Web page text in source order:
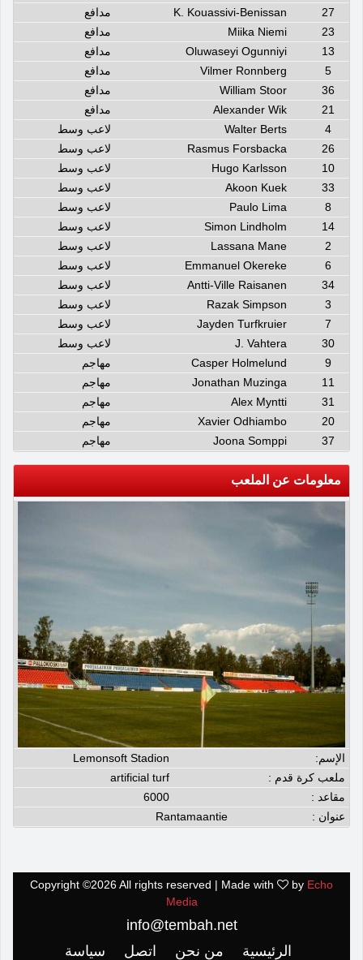
27
K. Kouassivi-Benissan
مدافع
23
Miika Niemi
مدافع
13
Oluwaseyi Ogunniyi
مدافع
5
Vilmer Ronnberg
مدافع
36
William Stoor
مدافع
21
Alexander Wik
مدافع
4
Walter Berts
لاعب وسط
26
Rasmus Forsbacka
لاعب وسط
10
Hugo Karlsson
لاعب وسط
33
Akoon Kuek
لاعب وسط
8
Paulo Lima
لاعب وسط
14
Simon Lindholm
لاعب وسط
2
Lassana Mane
لاعب وسط
6
Emmanuel Okereke
لاعب وسط
34
Antti-Ville Raisanen
لاعب وسط
3
Razak Simpson
لاعب وسط
7
Jayden Turfkruier
لاعب وسط
30
J. Vahtera
لاعب وسط
9
Casper Holmelund
مهاجم
11
Jonathan Muzinga
مهاجم
31
Alex Myntti
مهاجم
20
Xavier Odhiambo
مهاجم
37
Joona Somppi مهاجم
معلومات عن الملعب
الإسم:
Lemonsoft Stadion
ملعب كرة قدم :
artificial turf
مقاعد :
6000
عنوان :
Rantamaantie
Copyright ©2026 All rights reserved | Made with by Echo
Media
info@tembah.net
الرئيسية
من نحن اتصل سياسة